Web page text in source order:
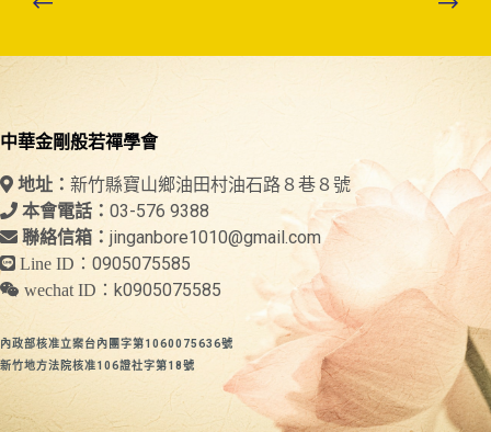
中華金剛般若禪學會
地址： 新竹縣寶山鄉油田村油石路８巷８號
本會電話： 03-576 9388
聯絡信箱： jinganbore1010@gmail.com
Line ID： 0905075585
wechat ID： k0905075585
內政部核准立案台內團字第1060075636號
新竹地方法院核准106證社字第18號